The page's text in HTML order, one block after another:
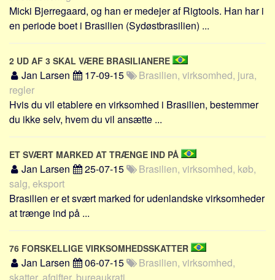
Micki Bjerregaard, og han er medejer af Rigtools. Han har i
en periode boet i Brasilien (Sydøstbrasilien) ...
2 UD AF 3 SKAL VÆRE BRASILIANERE
Jan Larsen 17-09-15
Brasilien, virksomhed, jura,
regler
Hvis du vil etablere en virksomhed i Brasilien, bestemmer
du ikke selv, hvem du vil ansætte ...
ET SVÆRT MARKED AT TRÆNGE IND PÅ
Jan Larsen 25-07-15
Brasilien, virksomhed, køb,
salg, eksport
Brasilien er et svært marked for udenlandske virksomheder
at trænge ind på ...
76 FORSKELLIGE VIRKSOMHEDSSKATTER
Jan Larsen 06-07-15
Brasilien, virksomhed,